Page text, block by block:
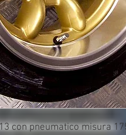
con pneumatico misura